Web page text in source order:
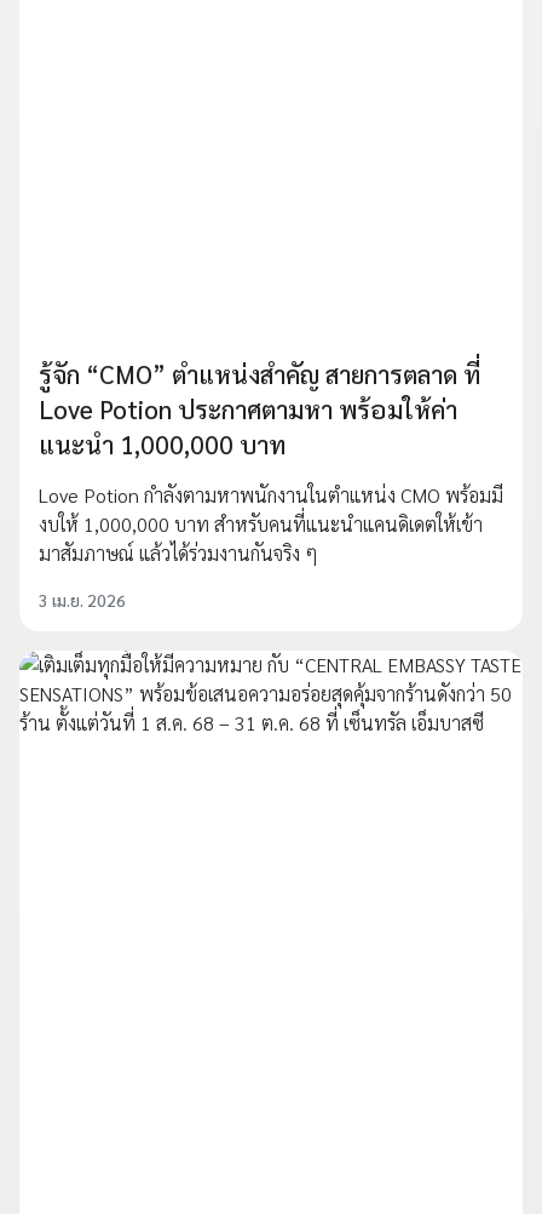
รู้จัก “CMO” ตำแหน่งสำคัญ สายการตลาด ที่
Love Potion ประกาศตามหา พร้อมให้ค่า
แนะนำ 1,000,000 บาท
Love Potion กำลังตามหาพนักงานในตำแหน่ง CMO พร้อมมี
งบให้ 1,000,000 บาท สำหรับคนที่แนะนำแคนดิเดตให้เข้า
มาสัมภาษณ์ แล้วได้ร่วมงานกันจริง ๆ
3 เม.ย. 2026